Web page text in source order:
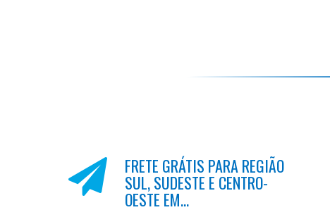
FRETE GRÁTIS PARA REGIÃO
SUL, SUDESTE E CENTRO-
OESTE EM...